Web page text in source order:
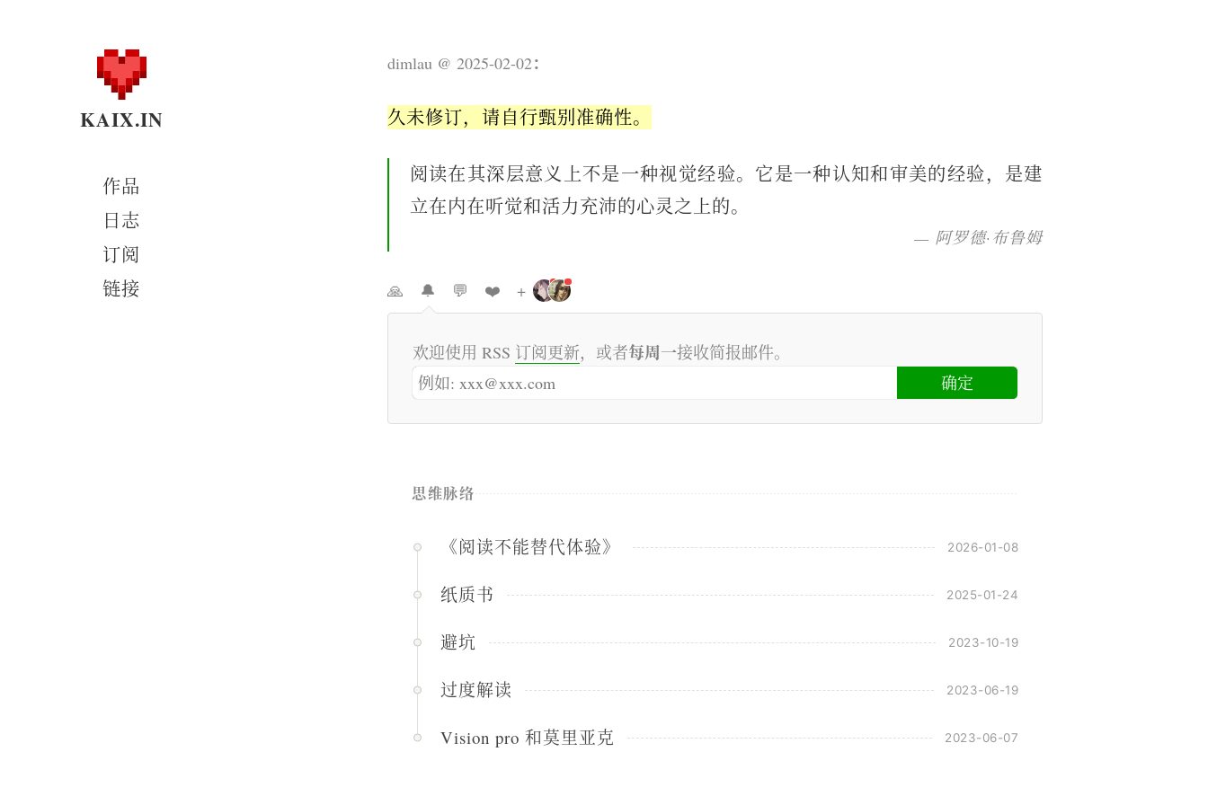
KAIX.IN
作品
日志
订阅
链接
dimlau 2025-02-02：
久未修订，请自行甄别准确性。
阅读在其深层意义上不是一种视觉经验。它是一种认知和审美的经验，是建
立在内在听觉和活力充沛的心灵之上的。
阿罗德·布鲁姆
🙏 🔔 💬 ❤️ +
l
k
e
l
k
欢迎使用 RSS 订阅更新，或者每周一接收简报邮件。
思维脉络
《阅读不能替代体验》 2026-01-08
纸质书 2025-01-24
避坑 2023-10-19
过度解读 2023-06-19
Vision pro 和莫里亚克 2023-06-07